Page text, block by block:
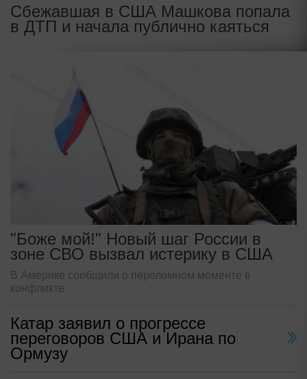
Сбежавшая в США Машкова попала
в ДТП и начала публично каяться
"Боже мой!" Новый шаг России в
зоне СВО вызвал истерику в США
В Америке сообщили о переломном моменте в
конфликте
Катар заявил о прогрессе
переговоров США и Ирана по
Ормузу